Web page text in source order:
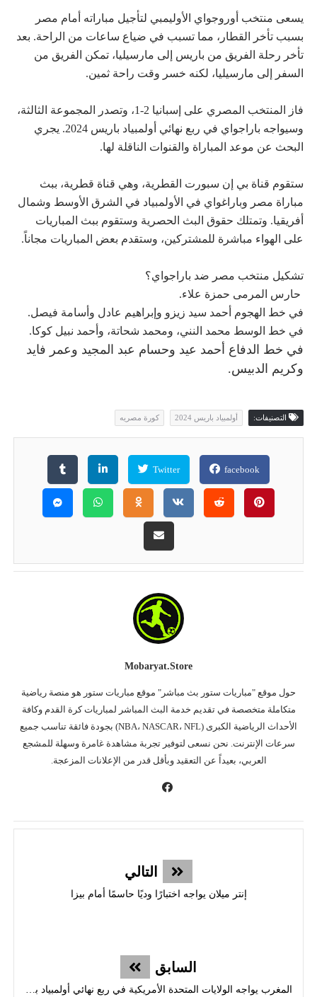
يسعى منتخب أوروجواي الأوليمبي لتأجيل مباراته أمام مصر
بسبب تأخر القطار، مما تسبب في ضياع ساعات من الراحة. بعد
تأخر رحلة الفريق من باريس إلى مارسيليا، تمكن الفريق من
السفر إلى مارسيليا، لكنه خسر وقت راحة ثمين.
فاز المنتخب المصري على إسبانيا 2-1، وتصدر المجموعة الثالثة،
وسيواجه باراجواي في ربع نهائي أولمبياد باريس 2024. يجري
البحث عن موعد المباراة والقنوات الناقلة لها.
ستقوم قناة بي إن سبورت القطرية، وهي قناة قطرية، ببث
مباراة مصر وباراغواي في الأولمبياد في الشرق الأوسط وشمال
أفريقيا. وتمتلك حقوق البث الحصرية وستقوم ببث المباريات
على الهواء مباشرة للمشتركين، وستقدم بعض المباريات مجاناً.
تشكيل منتخب مصر ضد باراجواي؟
حارس المرمى حمزة علاء.
في خط الهجوم أحمد سيد زيزو وإبراهيم عادل وأسامة فيصل.
في خط الوسط محمد النني، ومحمد شحاتة، وأحمد نبيل كوكا.
في خط الدفاع أحمد عيد وحسام عبد المجيد وعمر فايد
وكريم الدبيس.
التصنيفات: أولمبياد باريس 2024 كورة مصريه
facebook
Twitter
Mobaryat.store
حول موقع "مباريات ستور بث مباشر" موقع مباريات ستور هو منصة رياضية
متكاملة متخصصة في تقديم خدمة البث المباشر لمباريات كرة القدم وكافة
الأحداث الرياضية الكبرى (NBA، NASCAR، NFL) بجودة فائقة تناسب جميع
سرعات الإنترنت. نحن نسعى لتوفير تجربة مشاهدة غامرة وسهلة للمشجع
العربي، بعيداً عن التعقيد وبأقل قدر من الإعلانات المزعجة.
التالي
إنتر ميلان يواجه اختبارًا وديًا حاسمًا أمام بيزا
السابق
المغرب يواجه الولايات المتحدة الأمريكية في ربع نهائي أولمبياد باريس 2024